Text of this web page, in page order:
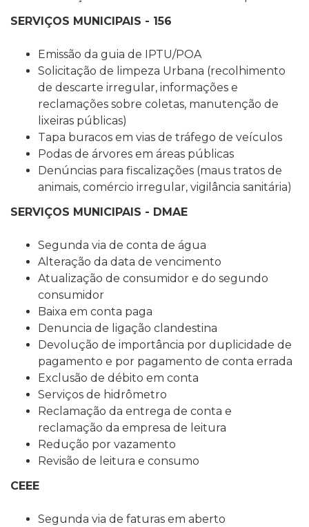
SERVIÇOS MUNICIPAIS - 156
Emissão da guia de IPTU/POA
Solicitação de limpeza Urbana (recolhimento
de descarte irregular, informações e
reclamações sobre coletas, manutenção de
lixeiras públicas)
Tapa buracos em vias de tráfego de veículos
Podas de árvores em áreas públicas
Denúncias para fiscalizações (maus tratos de
animais, comércio irregular, vigilância sanitária)
SERVIÇOS MUNICIPAIS - DMAE
Segunda via de conta de água
Alteração da data de vencimento
Atualização de consumidor e do segundo
consumidor
Baixa em conta paga
Denuncia de ligação clandestina
Devolução de importância por duplicidade de
pagamento e por pagamento de conta errada
Exclusão de débito em conta
Serviços de hidrômetro
Reclamação da entrega de conta e
reclamação da empresa de leitura
Redução por vazamento
Revisão de leitura e consumo
CEEE
Segunda via de faturas em aberto